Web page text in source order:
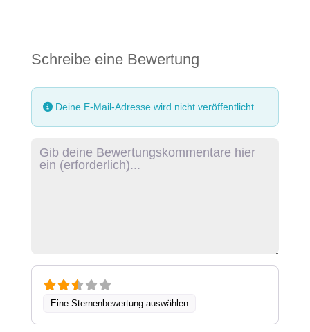
Schreibe eine Bewertung
Deine E-Mail-Adresse wird nicht veröffentlicht.
Rezensionstext
Eine Sternenbewertung auswählen